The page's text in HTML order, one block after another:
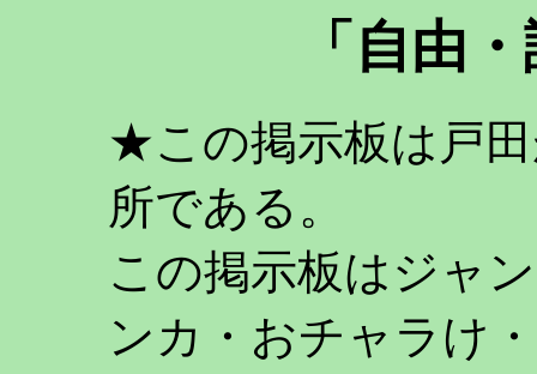
「自由
★この掲示板は戸
所である。
この掲示板はジャ
ンカ・おチャラけ